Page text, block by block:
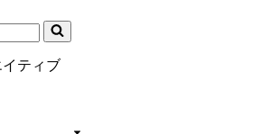
ティブ